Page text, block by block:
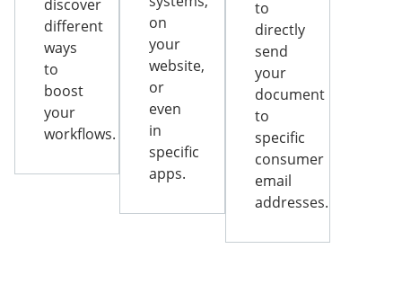
discover
different
ways
to
boost
your
workflows.
on
your
website,
or
even
in
specific
apps.
to
directly
send
your
document
to
specific
consumer
email
addresses.